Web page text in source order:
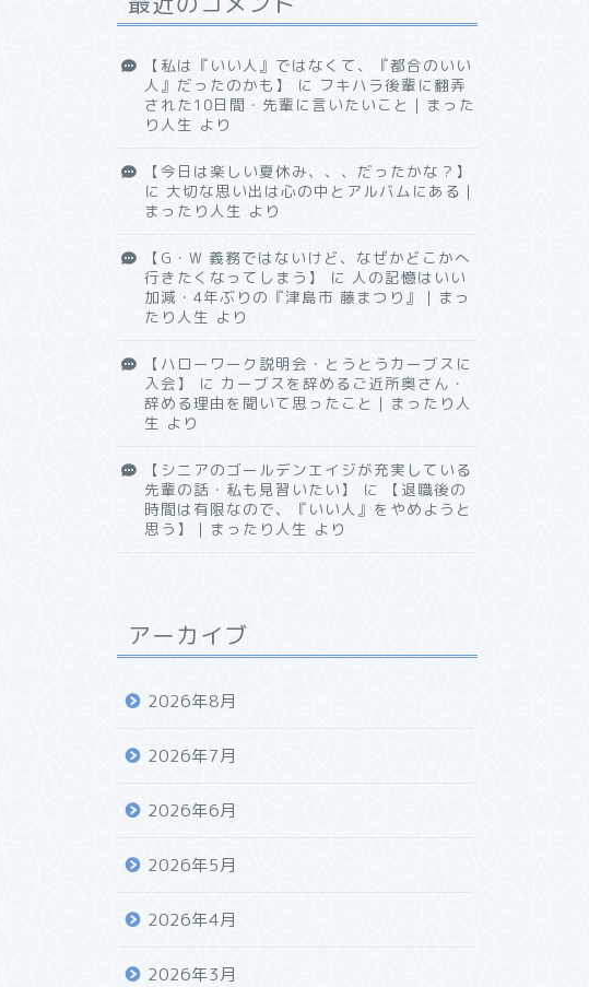
【私は『いい人』ではなくて、『都合のいい
人』だったのかも】
に フキハラ後輩に翻弄
された10日間・先輩に言いたいこと｜まった
り人生 より
【今日は楽しい夏休み、、、だったかな？】
に 大切な思い出は心の中とアルバムにある｜
まったり人生 より
【G・W 義務ではないけど、なぜかどこかへ
行きたくなってしまう】
に 人の記憶はいい
加減・4年ぶりの『津島市 藤まつり』｜まっ
たり人生 より
【ハローワーク説明会・とうとうカーブスに
入会】
に カーブスを辞めるご近所奥さん・
辞める理由を聞いて思ったこと｜まったり人
生 より
【シニアのゴールデンエイジが充実している
先輩の話・私も見習いたい】
に
【退職後の
時間は有限なので、『いい人』をやめようと
思う】｜まったり人生 より
アーカイブ
2026年8月
2026年7月
2026年6月
2026年5月
2026年4月
2026年3月